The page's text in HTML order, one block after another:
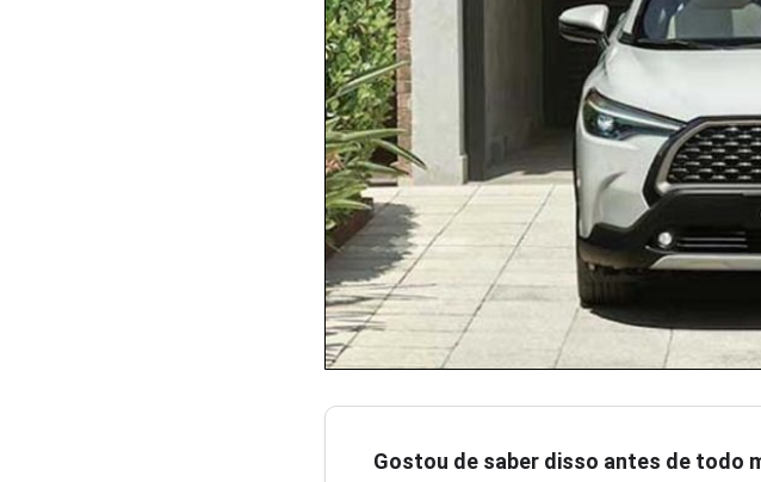
Gostou de saber disso antes de todo